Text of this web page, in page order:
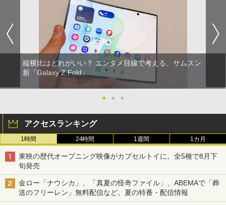
縦横比はどれがいい？ エンタメ目線で考える、サムスン
新「Galaxy Z Fold」
● ● ●
アクセスランキング
1時間 24時間 1週間 1カ月
東映の歴代オープニング映像がカプセルトイに。全5種で8月下
旬発売
金ロー「ナウシカ」、「真夏の怪奇ファイル」、ABEMAで「葬
送のフリーレン」無料配信など。夏の特番・配信情報